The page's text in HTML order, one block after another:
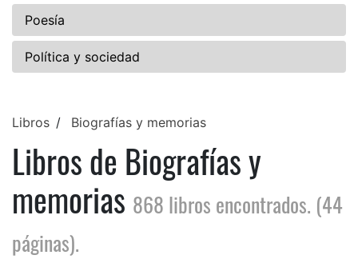
Poesía
Política y sociedad
Libros Biografías y memorias
Libros de Biografías y
memorias 868 libros encontrados. (44
páginas).